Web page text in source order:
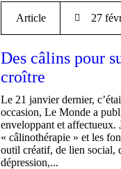
Article 27
Des câlins pour
croître
Le 21 janvier dernier,
occasion, Le Monde a
enveloppant et affectueux.
« câlinothérapie » et les
outil créatif, de lien social,
dépression,...